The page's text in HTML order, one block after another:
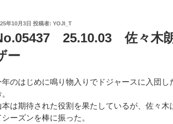
年10月3日 投稿者: YOJI_T
25.10.03 佐々木
ー
年のはじめに鳴り物入りでドジャースに入団し
本は期待された役割を果たしているが、佐々木
シーズンを棒に振った。